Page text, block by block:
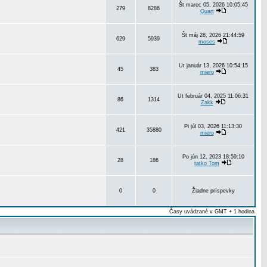
279 8286
Št marec 05, 2026 10:05:45
Quart
629 5939
Št máj 28, 2026 21:44:59
moses
45 383
Ut január 13, 2026 10:54:15
miero
86 1314
Ut február 04, 2025 11:06:31
Zakk
421 35880
Pi júl 03, 2026 11:13:30
miero
28 186
Po jún 12, 2023 18:59:10
tatko Tom
0 0 Žiadne príspevky
Časy uvádzané v GMT + 1 hodina